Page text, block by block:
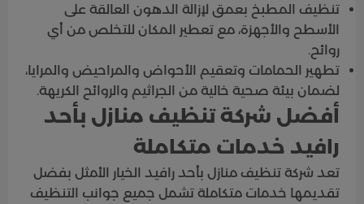
تنظيف المطبخ بعمق لإزالة الدهون العالقة على
الأسطح والأجهزة، مع تعطير المكان للتخلص من أي
روائح.
تطهير الحمامات وتعقيم الأحواض والمراحيض والمرايا،
لضمان بيئة صحية خالية من الجراثيم والروائح الكريهة.
أفضل شركة تنظيف منازل بأحد
رافيد خدمات متكاملة
تعد شركة تنظيف منازل بأحد رافيد الخيار الأمثل بفضل
تقديمها خدمات متكاملة تشمل جميع جوانب التنظيف